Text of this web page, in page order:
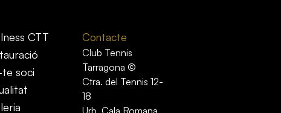
CTT
te soci
Contacte
Club Tennis
Tarragona ©
Ctra. del Tennis 12-
18
Urb. Cala Romana